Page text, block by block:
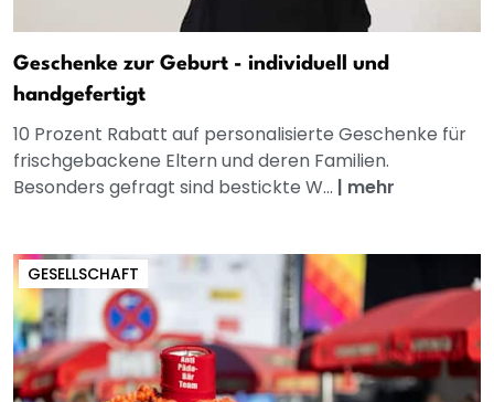
Geschenke zur Geburt - individuell und
handgefertigt
10 Prozent Rabatt auf personalisierte Geschenke für
frischgebackene Eltern und deren Familien.
Besonders gefragt sind bestickte W... | mehr
GESELLSCHAFT